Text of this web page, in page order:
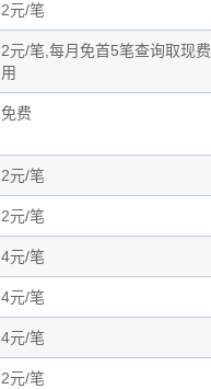
2元/笔
2元/笔,每月免首5笔查询取现费
用
免费
2元/笔
2元/笔
4元/笔
4元/笔
4元/笔
2元/笔